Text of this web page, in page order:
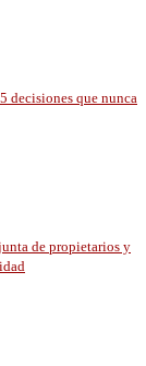
decisiones que nunca
de propietarios y